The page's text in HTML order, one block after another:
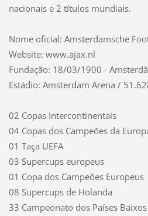
nacionais e 2 títulos mundiais.
Nome oficial: Amsterdamsche
Website: www.ajax.nl
Fundação: 18/03/1900 -
Estádio: Amsterdam Arena /
02 Copas Intercontinentais
04 Copas dos Campeões da
01 Taça UEFA
03 Supercups europeus
01 Copa dos Campeões Europeus
08 Supercups de Holanda
33 Campeonato dos Países Baixos